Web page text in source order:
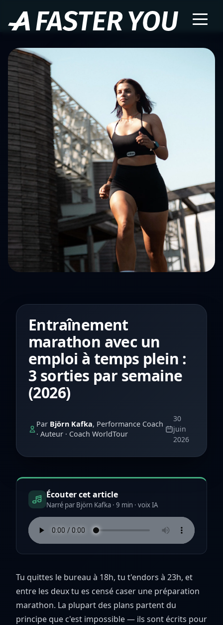
Entraînement
marathon avec un
emploi à temps plein :
3 sorties par semaine
(2026)
Par Björn Kafka, Performance Coach
· Auteur · Coach WorldTour
30
juin
2026
Écouter cet article
Narré par Björn Kafka · 9 min · voix IA
Tu quittes le bureau à 18h, tu t'endors à 23h, et
entre les deux tu es censé caser une préparation
marathon. La plupart des plans partent du
principe que c'est impossible — ils sont écrits pour